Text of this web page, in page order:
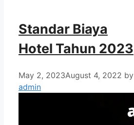
Standar Biaya
Hotel Tahun 2023
May 2, 2023August 4, 2022 by
admin